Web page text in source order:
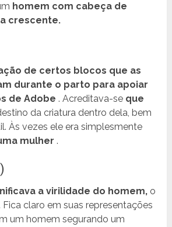
homem com cabeça de
crescente.
de certos blocos que as
durante o parto para apoiar
de Adobe . Acreditava-se que
da criatura dentro dela, bem
Às vezes ele era simplesmente
mulher .
a virilidade do homem, o
Fica claro em suas representações
um homem segurando um